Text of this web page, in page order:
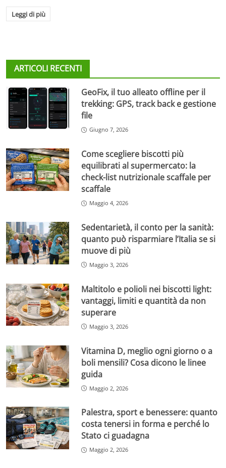
Leggi di più
ARTICOLI RECENTI
GeoFix, il tuo alleato offline per il
trekking: GPS, track back e gestione
file
Giugno 7, 2026
Come scegliere biscotti più
equilibrati al supermercato: la
check-list nutrizionale scaffale per
scaffale
Maggio 4, 2026
Sedentarietà, il conto per la sanità:
quanto può risparmiare l’Italia se si
muove di più
Maggio 3, 2026
Maltitolo e polioli nei biscotti light:
vantaggi, limiti e quantità da non
superare
Maggio 3, 2026
Vitamina D, meglio ogni giorno o a
boli mensili? Cosa dicono le linee
guida
Maggio 2, 2026
Palestra, sport e benessere: quanto
costa tenersi in forma e perché lo
Stato ci guadagna
Maggio 2, 2026